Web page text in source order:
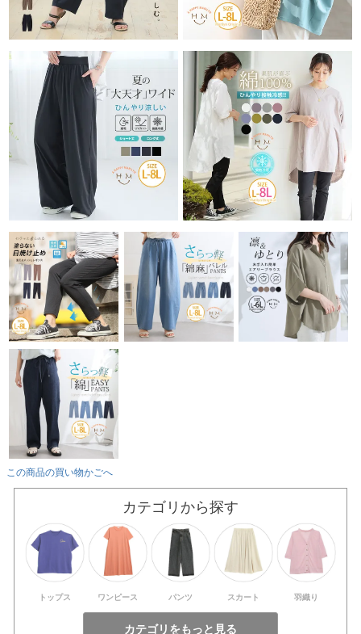
この商品の買い物かごへ
カテゴリから探す
トップス ワンピース パンツ スカート 羽織り